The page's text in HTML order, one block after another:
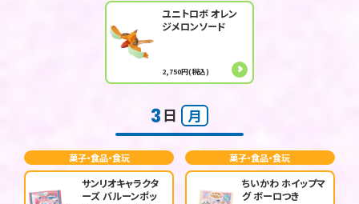
ユニトロボ オレン
ジメロンソード
2,750円(税込)
3日 月
菓子・食品・食玩
サンリオキャラクタ
ーズ バルーンポッ
菓子・食品・食玩
ちいかわ ホイップマ
グ ボーロつき